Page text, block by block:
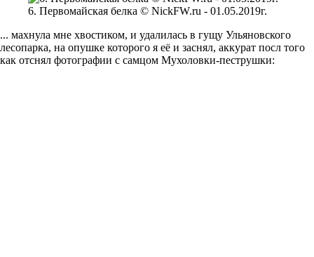
6. Первомайская белка © NickFW.ru - 01.05.2019г.
... махнула мне хвостиком, и удалилась в гущу Ульяновского
лесопарка, на опушке которого я её и заснял, аккурат посл того
как отснял фотографии с самцом Мухоловки-пеструшки: